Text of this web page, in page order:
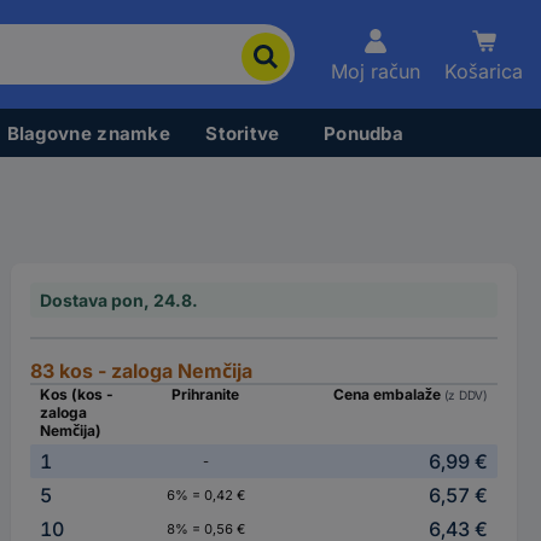
Moj račun Košarica
Blagovne znamke Storitve Ponudba
Dostava pon, 24.8.
83 kos - zaloga Nemčija
Kos (kos -
zaloga
Nemčija)
Prihranite Cena embalaže (z DDV)
1 -
6,99 €
5
6% = 0,42 €
6,57 €
10
8% = 0,56 € 6,43 €